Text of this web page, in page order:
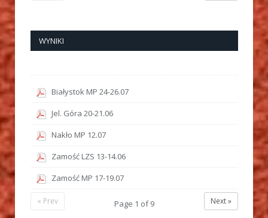
WYNIKI
Białystok MP 24-26.07
Jel. Góra 20-21.06
Nakło MP 12.07
Zamość LZS 13-14.06
Zamość MP 17-19.07
Next »
Page 1 of9
« Prev